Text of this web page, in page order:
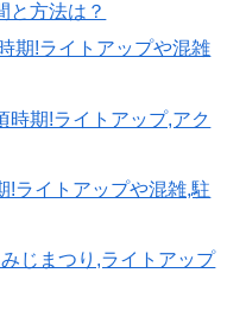
と方法は？
期!ライトアップや混雑
時期!ライトアップ,アク
!ライトアップや混雑,駐
じまつり,ライトアップ